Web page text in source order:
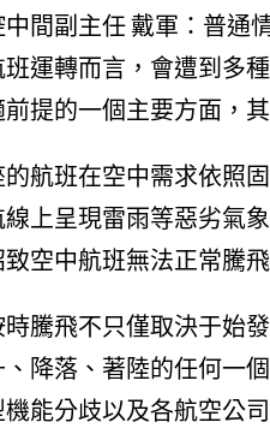
間副主任 戴軍：普通
運轉而言，會遭到多
提的一個主要方面，
航班在空中需求依照
上呈現雷雨等惡劣氣
空中航班無法正常騰飛
騰飛不只僅取決于始
降落、著陸的任何一
能分歧以及各航空公